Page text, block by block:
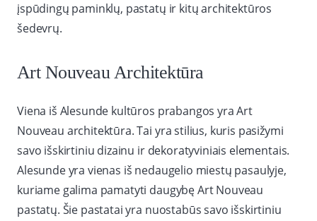
įspūdingų paminklų, pastatų ir kitų architektūros
šedevrų.
Art Nouveau Architektūra
Viena iš Alesunde kultūros prabangos yra Art
Nouveau architektūra. Tai yra stilius, kuris pasižymi
savo išskirtiniu dizainu ir dekoratyviniais elementais.
Alesunde yra vienas iš nedaugelio miestų pasaulyje,
kuriame galima pamatyti daugybę Art Nouveau
pastatų. Šie pastatai yra nuostabūs savo išskirtiniu